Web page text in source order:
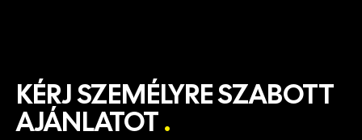
KÉRJ SZEMÉLYRE SZABOTT
AJÁNLATOT.